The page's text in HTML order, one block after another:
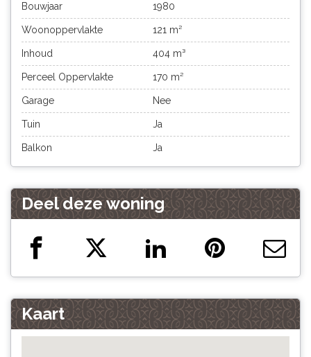
Bouwjaar 1980
Woonoppervlakte 121 m²
Inhoud 404 m³
Perceel Oppervlakte 170 m²
Garage Nee
Tuin Ja
Balkon Ja
Deel deze woning
Kaart